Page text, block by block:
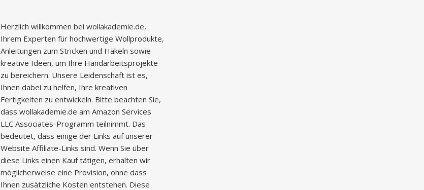
Herzlich willkommen bei wollakademie.de,
Ihrem Experten für hochwertige Wollprodukte,
Anleitungen zum Stricken und Häkeln sowie
kreative Ideen, um Ihre Handarbeitsprojekte
zu bereichern. Unsere Leidenschaft ist es,
Ihnen dabei zu helfen, Ihre kreativen
Fertigkeiten zu entwickeln. Bitte beachten Sie,
dass wollakademie.de am Amazon Services
LLC Associates-Programm teilnimmt. Das
bedeutet, dass einige der Links auf unserer
Website Affiliate-Links sind. Wenn Sie über
diese Links einen Kauf tätigen, erhalten wir
möglicherweise eine Provision, ohne dass
Ihnen zusätzliche Kosten entstehen. Diese